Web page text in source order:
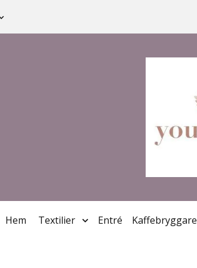
Hem Textilier Entré Kaffebryggare